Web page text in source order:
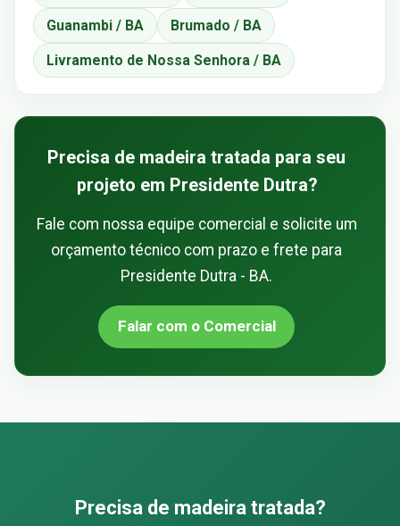
Guanambi / BA Brumado / BA
Livramento de Nossa Senhora / BA
Precisa de madeira tratada para seu
projeto em Presidente Dutra?
Fale com nossa equipe comercial e solicite um
orçamento técnico com prazo e frete para
Presidente Dutra - BA.
Falar com o Comercial
Precisa de madeira tratada?